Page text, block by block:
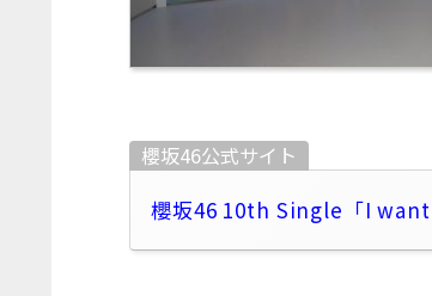
櫻坂46公式サイト
櫻坂46 10th Single「I